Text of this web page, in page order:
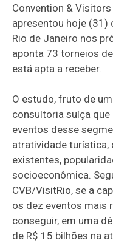
Convention &
apresentou hoje (31)
Rio de Janeiro nos
aponta 73 torneios
está apta a receber.
O estudo, fruto de
consultoria suíça
eventos desse
atratividade turística,
existentes,
socioeconômica.
CVB/VisitRio, se a
os dez eventos mais
conseguir, em uma
de R$ 15 bilhões na